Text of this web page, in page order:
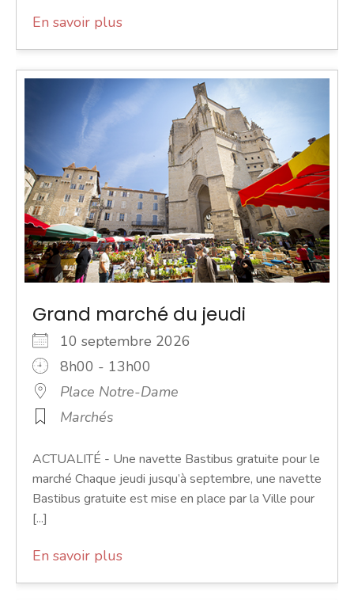
En savoir plus
Grand marché du jeudi
10 septembre 2026
8h00 - 13h00
Place Notre-Dame
Marchés
ACTUALITÉ - Une navette Bastibus gratuite pour le
marché Chaque jeudi jusqu’à septembre, une navette
Bastibus gratuite est mise en place par la Ville pour
[...]
En savoir plus